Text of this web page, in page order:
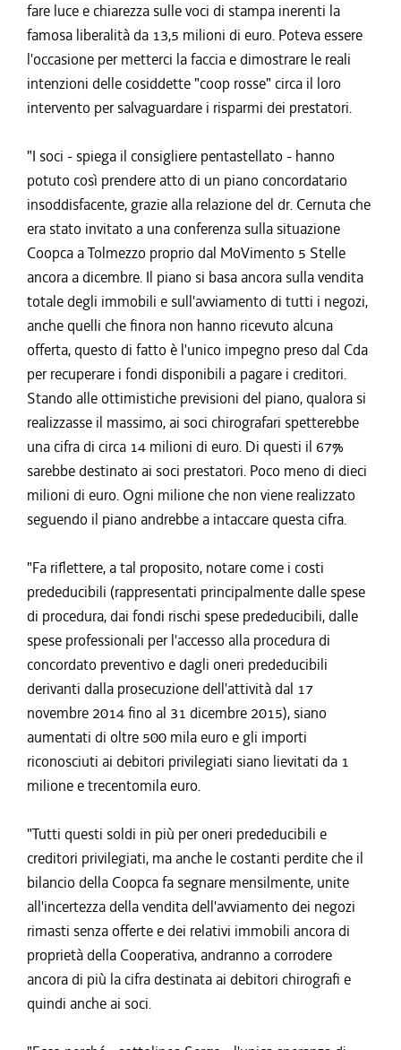
fare luce e chiarezza sulle voci di stampa inerenti la
famosa liberalità da 13,5 milioni di euro. Poteva essere
l'occasione per metterci la faccia e dimostrare le reali
intenzioni delle cosiddette "coop rosse" circa il loro
intervento per salvaguardare i risparmi dei prestatori.
"I soci - spiega il consigliere pentastellato - hanno
potuto così prendere atto di un piano concordatario
insoddisfacente, grazie alla relazione del dr. Cernuta che
era stato invitato a una conferenza sulla situazione
Coopca a Tolmezzo proprio dal MoVimento 5 Stelle
ancora a dicembre. Il piano si basa ancora sulla vendita
totale degli immobili e sull'avviamento di tutti i negozi,
anche quelli che finora non hanno ricevuto alcuna
offerta, questo di fatto è l'unico impegno preso dal Cda
per recuperare i fondi disponibili a pagare i creditori.
Stando alle ottimistiche previsioni del piano, qualora si
realizzasse il massimo, ai soci chirografari spetterebbe
una cifra di circa 14 milioni di euro. Di questi il 67%
sarebbe destinato ai soci prestatori. Poco meno di dieci
milioni di euro. Ogni milione che non viene realizzato
seguendo il piano andrebbe a intaccare questa cifra.
"Fa riflettere, a tal proposito, notare come i costi
prededucibili (rappresentati principalmente dalle spese
di procedura, dai fondi rischi spese prededucibili, dalle
spese professionali per l'accesso alla procedura di
concordato preventivo e dagli oneri prededucibili
derivanti dalla prosecuzione dell'attività dal 17
novembre 2014 fino al 31 dicembre 2015), siano
aumentati di oltre 500 mila euro e gli importi
riconosciuti ai debitori privilegiati siano lievitati da 1
milione e trecentomila euro.
"Tutti questi soldi in più per oneri prededucibili e
creditori privilegiati, ma anche le costanti perdite che il
bilancio della Coopca fa segnare mensilmente, unite
all'incertezza della vendita dell'avviamento dei negozi
rimasti senza offerte e dei relativi immobili ancora di
proprietà della Cooperativa, andranno a corrodere
ancora di più la cifra destinata ai debitori chirografi e
quindi anche ai soci.